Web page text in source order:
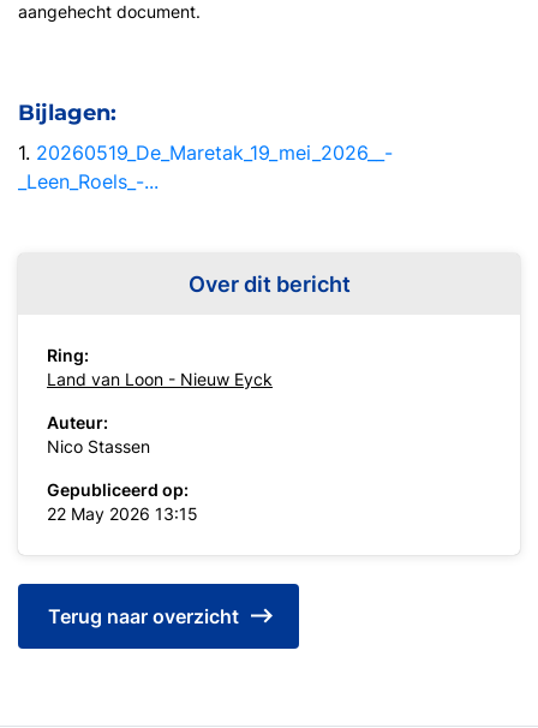
aangehecht document.
Bijlagen:
1. 20260519_De_Maretak_19_mei_2026__-
_Leen_Roels_-...
Over dit bericht
Ring:
Land van Loon - Nieuw Eyck
Auteur:
Nico Stassen
Gepubliceerd op:
22 May 2026 13:15
Terug naar overzicht